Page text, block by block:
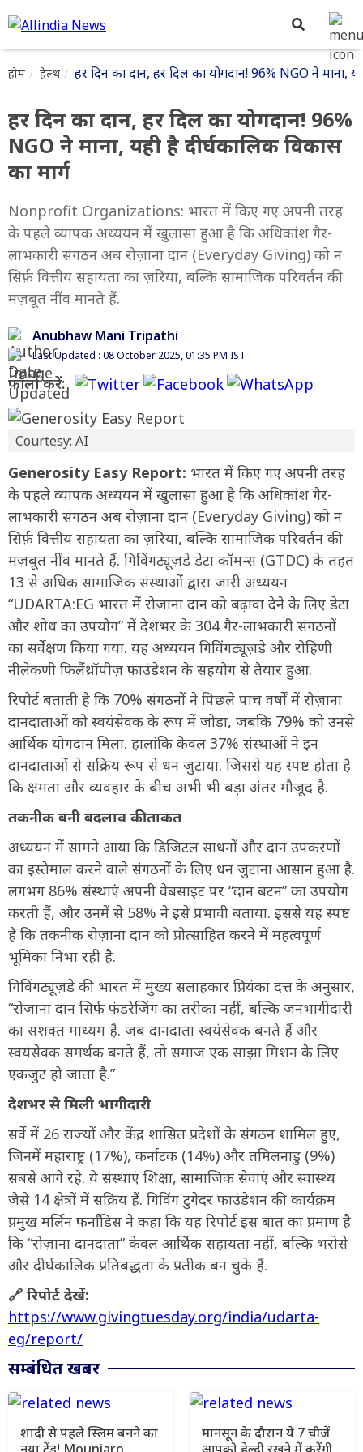
होम हेल्थ हर दिन का दान, हर दिल का योगदान! 96% NGO ने माना,
हर दिन का दान, हर दिल का योगदान! 96%
NGO ने माना, यही है दीर्घकालिक विकास
का मार्ग
Nonprofit Organizations: भारत में किए गए अपनी तरह
के पहले व्यापक अध्ययन में खुलासा हुआ है कि अधिकांश गैर-
लाभकारी संगठन अब रोज़ाना दान (Everyday Giving) को न
सिर्फ़ वित्तीय सहायता का ज़रिया, बल्कि सामाजिक परिवर्तन की
मज़बूत नींव मानते हैं.
Anubhaw Mani Tripathi
Last Updated : 08 October 2025, 01:35 PM IST
फॉलो करें:
Courtesy: AI
Generosity Easy Report: भारत में किए गए अपनी तरह
के पहले व्यापक अध्ययन में खुलासा हुआ है कि अधिकांश गैर-
लाभकारी संगठन अब रोज़ाना दान (Everyday Giving) को न
सिर्फ़ वित्तीय सहायता का ज़रिया, बल्कि सामाजिक परिवर्तन की
मज़बूत नींव मानते हैं. गिविंगट्यूज़डे डेटा कॉमन्स (GTDC) के तहत
13 से अधिक सामाजिक संस्थाओं द्वारा जारी अध्ययन
“UDARTA:EG भारत में रोज़ाना दान को बढ़ावा देने के लिए डेटा
और शोध का उपयोग” में देशभर के 304 गैर-लाभकारी संगठनों
का सर्वेक्षण किया गया. यह अध्ययन गिविंगट्यूज़डे और रोहिणी
नीलेकणी फिलैंथ्रॉपीज़ फ़ाउंडेशन के सहयोग से तैयार हुआ.
रिपोर्ट बताती है कि 70% संगठनों ने पिछले पांच वर्षों में रोज़ाना
दानदाताओं को स्वयंसेवक के रूप में जोड़ा, जबकि 79% को उनसे
आर्थिक योगदान मिला. हालांकि केवल 37% संस्थाओं ने इन
दानदाताओं से सक्रिय रूप से धन जुटाया. जिससे यह स्पष्ट होता है
कि क्षमता और व्यवहार के बीच अभी भी बड़ा अंतर मौजूद है.
तकनीक बनी बदलाव की ताकत
अध्ययन में सामने आया कि डिजिटल साधनों और दान उपकरणों
का इस्तेमाल करने वाले संगठनों के लिए धन जुटाना आसान हुआ है.
लगभग 86% संस्थाएं अपनी वेबसाइट पर “दान बटन” का उपयोग
करती हैं, और उनमें से 58% ने इसे प्रभावी बताया. इससे यह स्पष्ट
है कि तकनीक रोज़ाना दान को प्रोत्साहित करने में महत्वपूर्ण
भूमिका निभा रही है.
गिविंगट्यूज़डे की भारत में मुख्य सलाहकार प्रियंका दत्त के अनुसार,
“रोज़ाना दान सिर्फ़ फंडरेज़िंग का तरीका नहीं, बल्कि जनभागीदारी
का सशक्त माध्यम है. जब दानदाता स्वयंसेवक बनते हैं और
स्वयंसेवक समर्थक बनते हैं, तो समाज एक साझा मिशन के लिए
एकजुट हो जाता है.”
देशभर से मिली भागीदारी
सर्वे में 26 राज्यों और केंद्र शासित प्रदेशों के संगठन शामिल हुए,
जिनमें महाराष्ट्र (17%), कर्नाटक (14%) और तमिलनाडु (9%)
सबसे आगे रहे. ये संस्थाएं शिक्षा, सामाजिक सेवाएं और स्वास्थ्य
जैसे 14 क्षेत्रों में सक्रिय हैं. गिविंग टुगेदर फाउंडेशन की कार्यक्रम
प्रमुख मर्लिन फ़र्नांडिस ने कहा कि यह रिपोर्ट इस बात का प्रमाण है
कि “रोज़ाना दानदाता” केवल आर्थिक सहायता नहीं, बल्कि भरोसे
और दीर्घकालिक प्रतिबद्धता के प्रतीक बन चुके हैं.
🔗 रिपोर्ट देखें:
https://www.givingtuesday.org/india/udarta-
eg/report/
सम्बंधित खबर
शादी से पहले स्लिम बनने का
मानसून के दौरान ये 7 चीजें